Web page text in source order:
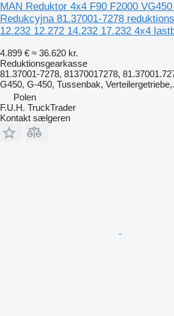
MAN Reduktor 4x4 F90 F2000
Redukcyjna 81.37001-7278
12.232 12.272 14.232 17.232 4x4
4.899 € ≈ 36.620 kr.
Reduktionsgearkasse
81.37001-7278, 81370017278,
G450, G-450, Tussenbak,
Polen
F.U.H. TruckTrader
Kontakt sælgeren